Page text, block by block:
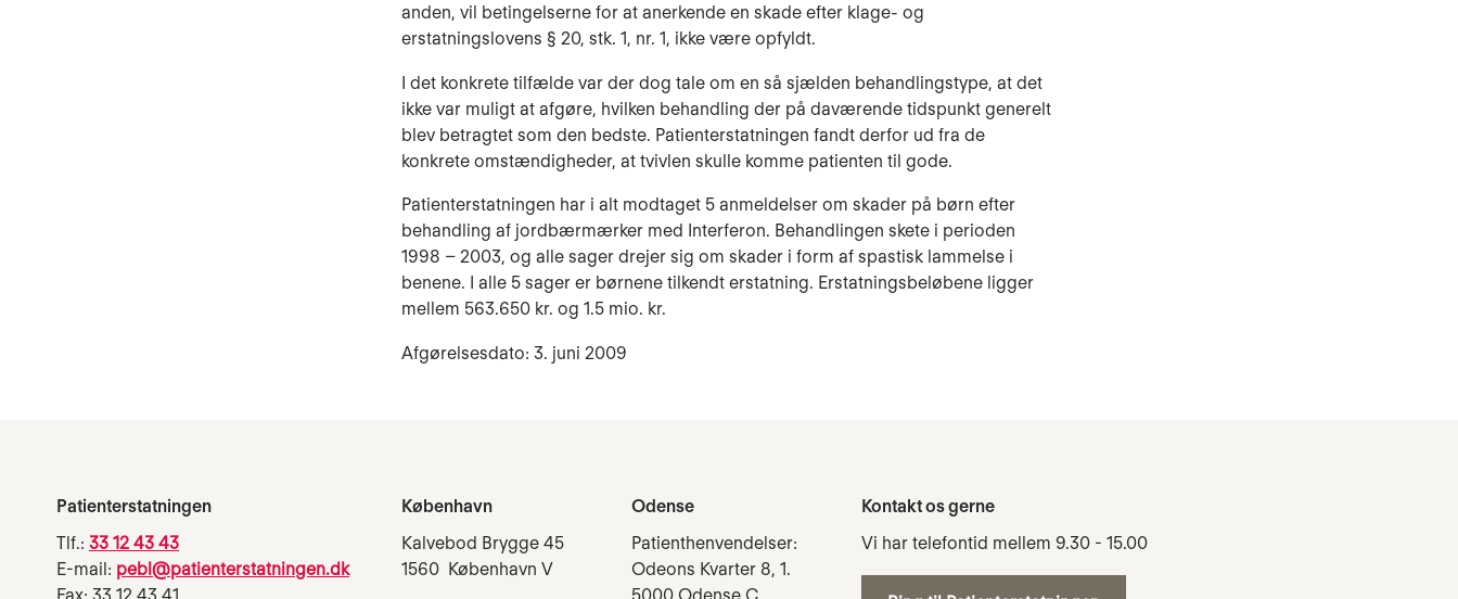
anden, vil betingelserne for at anerkende en skade efter klage- og
erstatningslovens § 20, stk. 1, nr. 1, ikke være opfyldt.
I det konkrete tilfælde var der dog tale om en så sjælden behandlingstype, at det
ikke var muligt at afgøre, hvilken behandling der på daværende tidspunkt generelt
blev betragtet som den bedste. Patienterstatningen fandt derfor ud fra de
konkrete omstændigheder, at tvivlen skulle komme patienten til gode.
Patienterstatningen har i alt modtaget 5 anmeldelser om skader på børn efter
behandling af jordbærmærker med Interferon. Behandlingen skete i perioden
1998 – 2003, og alle sager drejer sig om skader i form af spastisk lammelse i
benene. I alle 5 sager er børnene tilkendt erstatning. Erstatningsbeløbene ligger
mellem 563.650 kr. og 1.5 mio. kr.
Afgørelsesdato: 3. juni 2009
Patienterstatningen
Tlf.: 33 12 43 43
E-mail: pebl@patienterstatningen.dk
København
Kalvebod Brygge 45
1560 København V
Odense
Patienthenvendelser:
Odeons Kvarter 8, 1.
Kontakt os gerne
Vi har telefontid mellem 9.30 - 15.00